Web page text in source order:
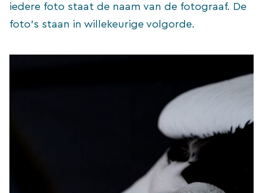
iedere foto staat de naam van de fotograaf. De
foto’s staan in willekeurige volgorde.